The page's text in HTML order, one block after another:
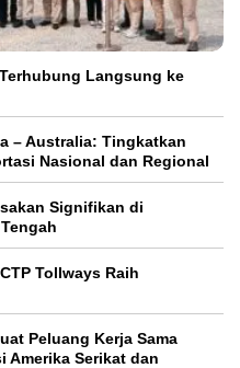
Langsung ke
– Australia: Tingkatkan
Nasional dan Regional
Signifikan di
Tollways Raih
Peluang Kerja Sama
Amerika Serikat dan